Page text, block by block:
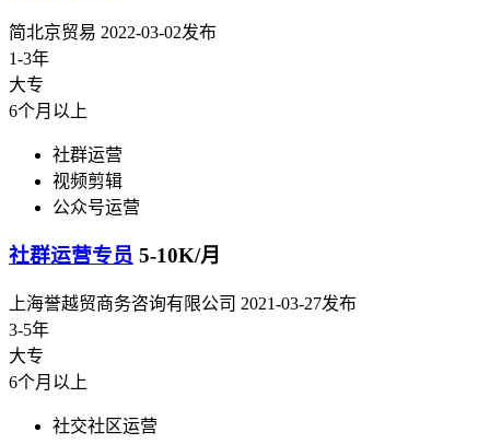
简北京贸易 2022-03-02发布
1-3年
大专
6个月以上
社群运营
视频剪辑
公众号运营
社群运营专员 5-10K/月
上海誉越贸商务咨询有限公司 2021-03-27发布
3-5年
大专
6个月以上
社交社区运营